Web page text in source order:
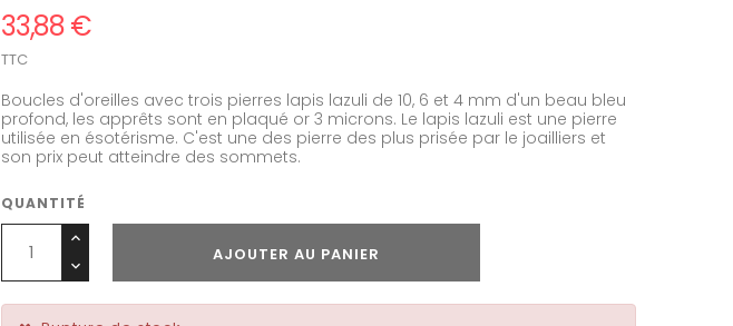
33,88 €
TTC
Boucles d'oreilles avec trois pierres lapis lazuli de 10, 6 et 4 mm d'un beau bleu
profond, les apprêts sont en plaqué or 3 microns. Le lapis lazuli est une pierre
utilisée en ésotérisme. C'est une des pierre des plus prisée par le joailliers et
son prix peut atteindre des sommets.
QUANTITÉ
AJOUTER AU PANIER